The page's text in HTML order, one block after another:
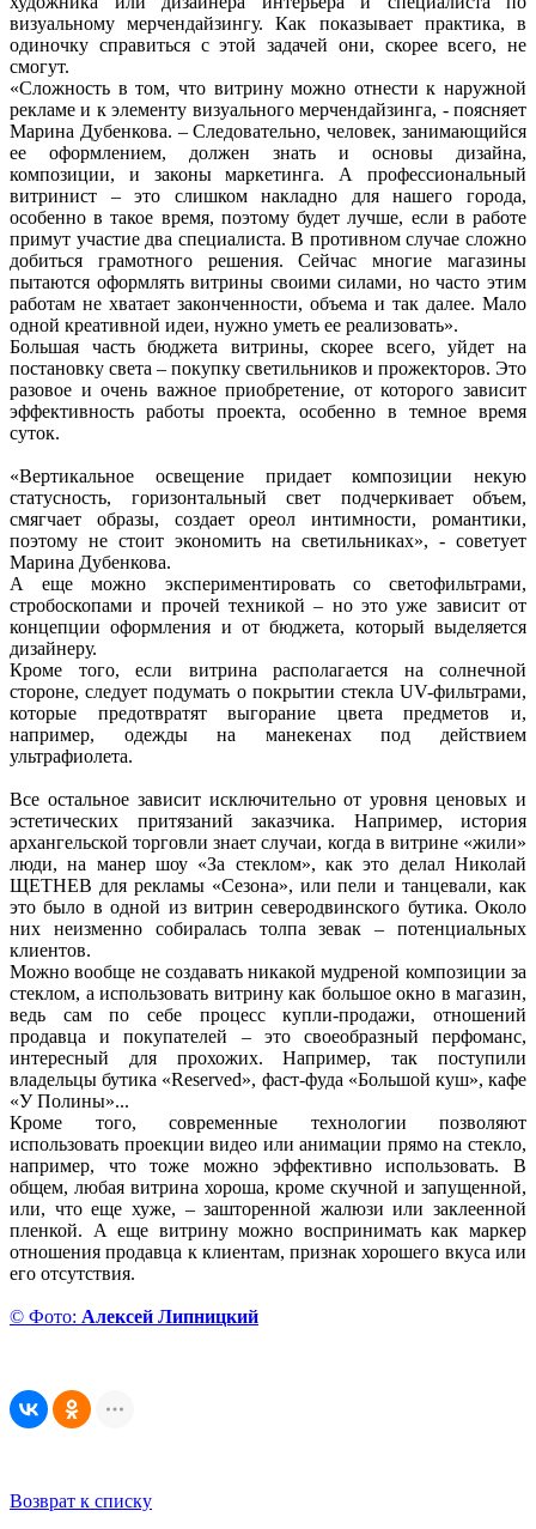
визуальному мерчендайзингу. Как показывает практика, в
одиночку справиться с этой задачей они, скорее всего, не
смогут.
«Сложность в том, что витрину можно отнести к наружной
рекламе и к элементу визуального мерчендайзинга, - поясняет
Марина Дубенкова. – Следовательно, человек, занимающийся
ее оформлением, должен знать и основы дизайна,
композиции, и законы маркетинга. А профессиональный
витринист – это слишком накладно для нашего города,
особенно в такое время, поэтому будет лучше, если в работе
примут участие два специалиста. В противном случае сложно
добиться грамотного решения. Сейчас многие магазины
пытаются оформлять витрины своими силами, но часто этим
работам не хватает законченности, объема и так далее. Мало
одной креативной идеи, нужно уметь ее реализовать».
Большая часть бюджета витрины, скорее всего, уйдет на
постановку света – покупку светильников и прожекторов. Это
разовое и очень важное приобретение, от которого зависит
эффективность работы проекта, особенно в темное время
суток.
«Вертикальное освещение придает композиции некую
статусность, горизонтальный свет подчеркивает объем,
смягчает образы, создает ореол интимности, романтики,
поэтому не стоит экономить на светильниках», - советует
Марина Дубенкова.
А еще можно экспериментировать со светофильтрами,
стробоскопами и прочей техникой – но это уже зависит от
концепции оформления и от бюджета, который выделяется
дизайнеру.
Кроме того, если витрина располагается на солнечной
стороне, следует подумать о покрытии стекла UV-фильтрами,
которые предотвратят выгорание цвета предметов и,
например, одежды на манекенах под действием
ультрафиолета.
Все остальное зависит исключительно от уровня ценовых и
эстетических притязаний заказчика. Например, история
архангельской торговли знает случаи, когда в витрине «жили»
люди, на манер шоу «За стеклом», как это делал Николай
ЩЕТНЕВ для рекламы «Сезона», или пели и танцевали, как
это было в одной из витрин северодвинского бутика. Около
них неизменно собиралась толпа зевак – потенциальных
клиентов.
Можно вообще не создавать никакой мудреной композиции за
стеклом, а использовать витрину как большое окно в магазин,
ведь сам по себе процесс купли-продажи, отношений
продавца и покупателей – это своеобразный перфоманс,
интересный для прохожих. Например, так поступили
владельцы бутика «Reserved», фаст-фуда «Большой куш», кафе
«У Полины»...
Кроме того, современные технологии позволяют
использовать проекции видео или анимации прямо на стекло,
например, что тоже можно эффективно использовать. В
общем, любая витрина хороша, кроме скучной и запущенной,
или, что еще хуже, – зашторенной жалюзи или заклеенной
пленкой. А еще витрину можно воспринимать как маркер
отношения продавца к клиентам, признак хорошего вкуса или
его отсутствия.
© Фото: Алексей Липницкий
Возврат к списку